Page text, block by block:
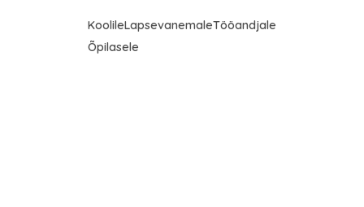
KoolileLapsevanemaleTööandjale
Õpilasele